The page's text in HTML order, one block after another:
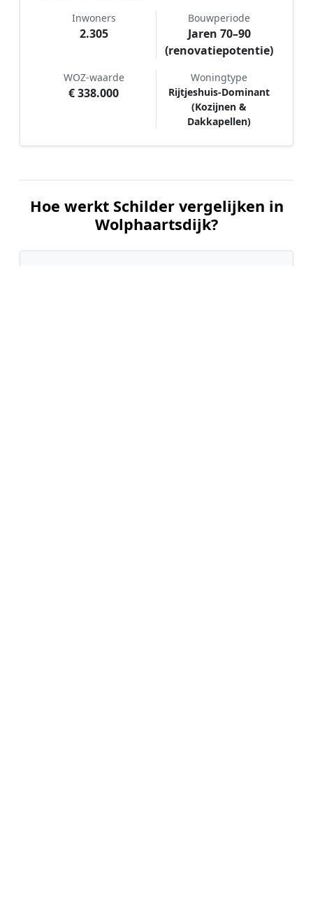
Inwoners
2.305
Bouwperiode
Jaren 70–90
(renovatiepotentie)
WOZ-waarde
€ 338.000
Woningtype
Rijtjeshuis-Dominant
(Kozijnen &
Dakkapellen)
Hoe werkt Schilder vergelijken in
Wolphaartsdijk?